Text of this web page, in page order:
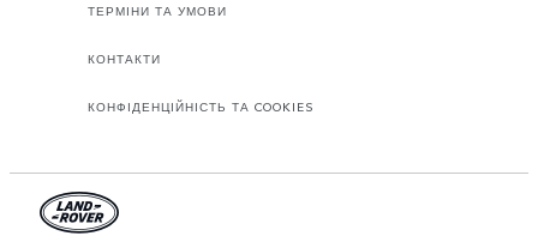
ТЕРМІНИ ТА УМОВИ
КОНТАКТИ
КОНФІДЕНЦІЙНІСТЬ ТА COOKIES